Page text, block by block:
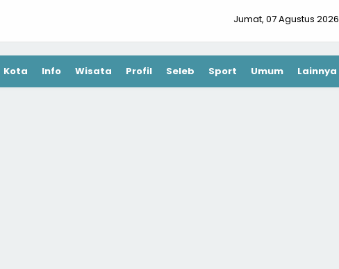
Jumat, 07 Agustus 2026
Kota Info Wisata Profil Seleb Sport Umum Lainnya